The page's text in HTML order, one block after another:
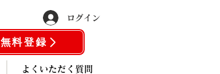
ログイン
無料登録
よくいただく質問